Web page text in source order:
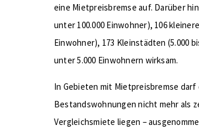
eine Mietpreisbremse auf. Darüber
unter 100.000 Einwohner), 106
Einwohner), 173 Kleinstädten (5.000
unter 5.000 Einwohnern wirksam.
In Gebieten mit Mietpreisbremse
Bestandswohnungen nicht mehr als
Vergleichsmiete liegen –